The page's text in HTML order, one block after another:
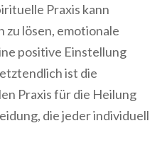
Praxis kann
zu lösen, emotionale
positive Einstellung
ist die
Praxis für die Heilung
die jeder individuell